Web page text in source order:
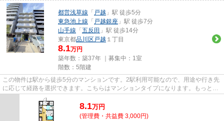
都営浅草線 「 戸越 」駅 徒歩5分
東急池上線 「 戸越銀座 」駅 徒歩7分
山手線 「 五反田 」駅 徒歩14分
東京都品川区 戸越 １丁目
8.1万円
築年数：築37年 ｜募集中： 1室
階数：5階建
この物件は駅から徒歩5分のマンションです。2駅利用可能なので、用途や行き先
に応じて経路を選択できます。こちらはマンションタイプになります。もっと多
くの物件情報をお求めなら、...
8.1万円
(管理費・共益費 3,000円)